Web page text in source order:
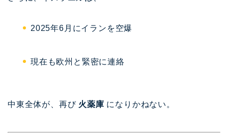
2025年6月にイランを空爆
現在も欧州と緊密に連絡
中東全体が、再び 火薬庫 になりかねない。